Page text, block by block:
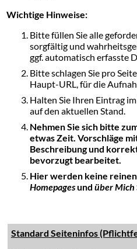
Wichtige Hinweise:
Bitte füllen Sie alle
sorgfältig und
ggf. automatisch erfasste
Bitte schlagen Sie pro
Haupt-URL, für die
Halten Sie Ihren Eintrag
auf den aktuellen Stand.
Nehmen Sie sich bitte
etwas Zeit. Vorschläge
Beschreibung und
bevorzugt bearbeitet.
Hier werden keine reinen
Homepagesund über Mich
Standard Seiteninfos